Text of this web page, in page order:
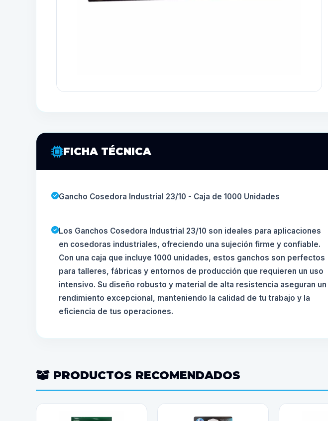
FICHA TÉCNICA
Gancho Cosedora Industrial 23/10 - Caja de 1000 Unidades
Los Ganchos Cosedora Industrial 23/10 son ideales para aplicaciones
en cosedoras industriales, ofreciendo una sujeción firme y confiable.
Con una caja que incluye 1000 unidades, estos ganchos son perfectos
para talleres, fábricas y entornos de producción que requieren un uso
intensivo. Su diseño robusto y material de alta resistencia aseguran un
rendimiento excepcional, manteniendo la calidad de tu trabajo y la
eficiencia de tus operaciones.
PRODUCTOS RECOMENDADOS